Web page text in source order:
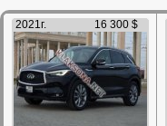
2021г. 16 300 $